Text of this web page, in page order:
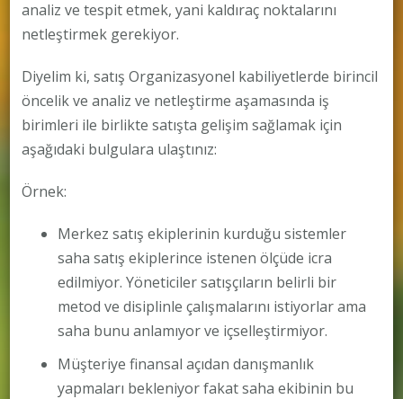
analiz ve tespit etmek, yani kaldıraç noktalarını
netleştirmek gerekiyor.
Diyelim ki, satış Organizasyonel kabiliyetlerde birincil
öncelik ve analiz ve netleştirme aşamasında iş
birimleri ile birlikte satışta gelişim sağlamak için
aşağıdaki bulgulara ulaştınız:
Örnek:
Merkez satış ekiplerinin kurduğu sistemler
saha satış ekiplerince istenen ölçüde icra
edilmiyor. Yöneticiler satışçıların belirli bir
metod ve disiplinle çalışmalarını istiyorlar ama
saha bunu anlamıyor ve içselleştirmiyor.
Müşteriye finansal açıdan danışmanlık
yapmaları bekleniyor fakat saha ekibinin bu